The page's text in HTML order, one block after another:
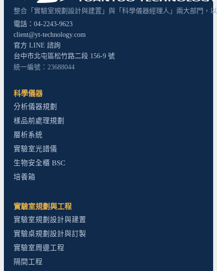
整合「實驗室規劃設計與建置」與「科學儀器經理人」兩大部門，
電話：04-2243-9623
client@yt-technology.com
官方 LINE 諮詢
台中市北屯區松竹路二段 156-9 號
統一編號：23688044
科學儀器
分析儀器規劃
樣品前處理規劃
層析系統
實驗室光譜儀
生物安全櫃 BSC
培養箱
實驗室規劃與工程
實驗室規劃設計與建置
實驗桌規劃設計與訂製
實驗室周邊工程
隔間工程